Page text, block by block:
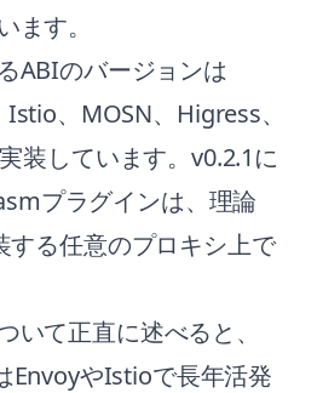
ます。
ABIのバージョンは
、MOSN、Higress、
装しています。v0.2.1に
プラグインは、理論
する任意のプロキシ上で
いて正直に述べると、
EnvoyやIstioで長年活発